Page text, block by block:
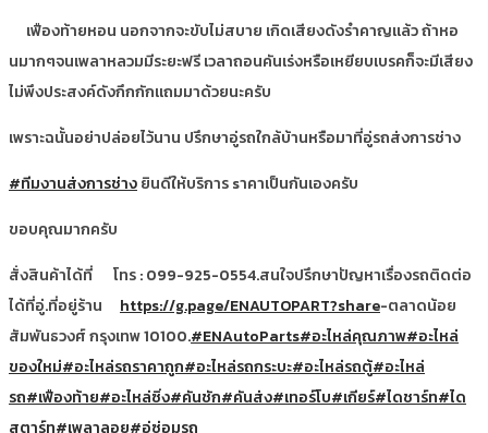
เฟืองท้ายหอน นอกจากจะขับไม่สบาย เกิดเสียงดังรำคาญแล้ว ถ้าหอ
นมากๆจนเพลาหลวมมีระยะฟรี เวลาถอนคันเร่งหรือเหยียบเบรคก็จะมีเสียง
ไม่พึงประสงค์ดังกึกกักแถมมาด้วยนะครับ
เพราะฉนั้นอย่าปล่อยไว้นาน ปรึกษาอู่รถใกล้บ้านหรือมาที่อู่รถส่งการช่าง
#ทีมงานส่งการช่างยินดีให้บริการ sาคาเป็นกันเองครับ
ขอบคุณมากครับ
สั่งสินค้าได้ที่
โทร : 099-925-0554.สนใจปรึกษาปัญหาเรื่องรถติดต่อ
ได้ที่อู่.ที่อยู่ร้าน
https://g.page/ENAUTOPART?share-ตลาดน้อย
สัมพันธวงศ์ กรุงเทพ 10100.#ENAutoParts#อะไหล่คุณภาพ#อะไหล่
ของใหม่#อะไหล่รถราคาถูก#อะไหล่รถกระบะ#อะไหล่รถตู้#อะไหล่
รถ#เฟืองท้าย#อะไหล่ซิ่ง#คันชัก#คันส่ง#เทอร์โบ#เกียร์#ไดชาร์ท#ได
สตาร์ท#เพลาลอย#อู่ซ่อมรถ